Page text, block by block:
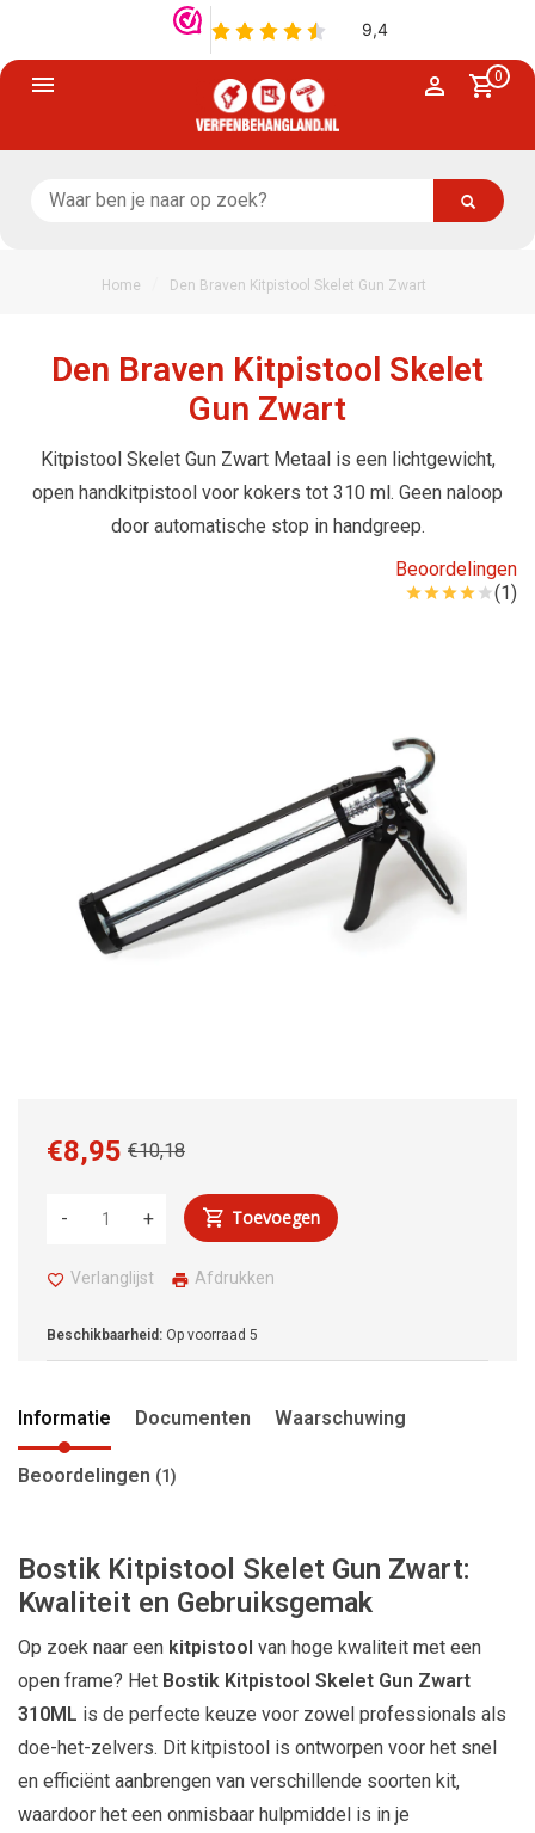
0
Home Den Braven Kitpistool Skelet Gun Zwart
Den Braven Kitpistool Skelet
Gun Zwart
Kitpistool Skelet Gun Zwart Metaal is een lichtgewicht,
open handkitpistool voor kokers tot 310 ml. Geen naloop
door automatische stop in handgreep.
Beoordelingen
(1)
€10,18
€8,95
+
- Toevoegen
Verlanglijst Afdrukken
Beschikbaarheid: Op voorraad 5
Informatie Documenten Waarschuwing
Beoordelingen (1)
Bostik Kitpistool Skelet Gun Zwart:
Kwaliteit en Gebruiksgemak
Op zoek naar een kitpistool van hoge kwaliteit met een
open frame? Het Bostik Kitpistool Skelet Gun Zwart
310ML is de perfecte keuze voor zowel professionals als
doe-het-zelvers. Dit kitpistool is ontworpen voor het snel
en efficiënt aanbrengen van verschillende soorten kit,
waardoor het een onmisbaar hulpmiddel is in je